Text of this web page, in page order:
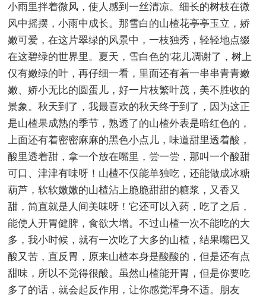
小雨里拌着微风，使人感到一丝清凉。细长的树枝在微
风中摇摆，小雨中成长。那雪白的山楂花亭亭玉立，娇
嫩可爱，在这片翠绿的风景中，一枝独秀，轻轻地点缀
在这碧绿的世界里。夏天，雪白色的'花儿凋谢了，树上
仅有嫩绿的叶，再仔细一看，里面还有着一串串青青嫩
嫩、娇小无比的圆蛋儿，好一片枝繁叶茂，美不胜收的
景象。秋天到了，我最喜欢的秋天终于到了，因为这正
是山楂果成熟的季节，熟透了的山楂外表是暗红色的，
上面还有着密密麻麻的黑色小点儿，味道甜里透着酸，
酸里透着甜，拿一个放在嘴里，尝一尝，那叫一个酸甜
可口、津津有味呀！山楂不仅能单独吃，还能做成冰糖
葫芦，软软嫩嫩的山楂沾上脆脆甜甜的糖浆，又香又
甜，简直就是人间美味呀！它还可以入药，吃了之后，
能使人开胃健脾，食欲大增。不过山楂一次不能吃的大
多，我小时候，就有一次吃了大多的山楂，结果嘴巴又
酸又苦，直反胃，原来山楂本身是酸酸的，但是还有点
甜味，所以不觉得很酸。虽然山楂能开胃，但是你要吃
多了的话，就会起反作用，让你感觉浑身不适。朋友